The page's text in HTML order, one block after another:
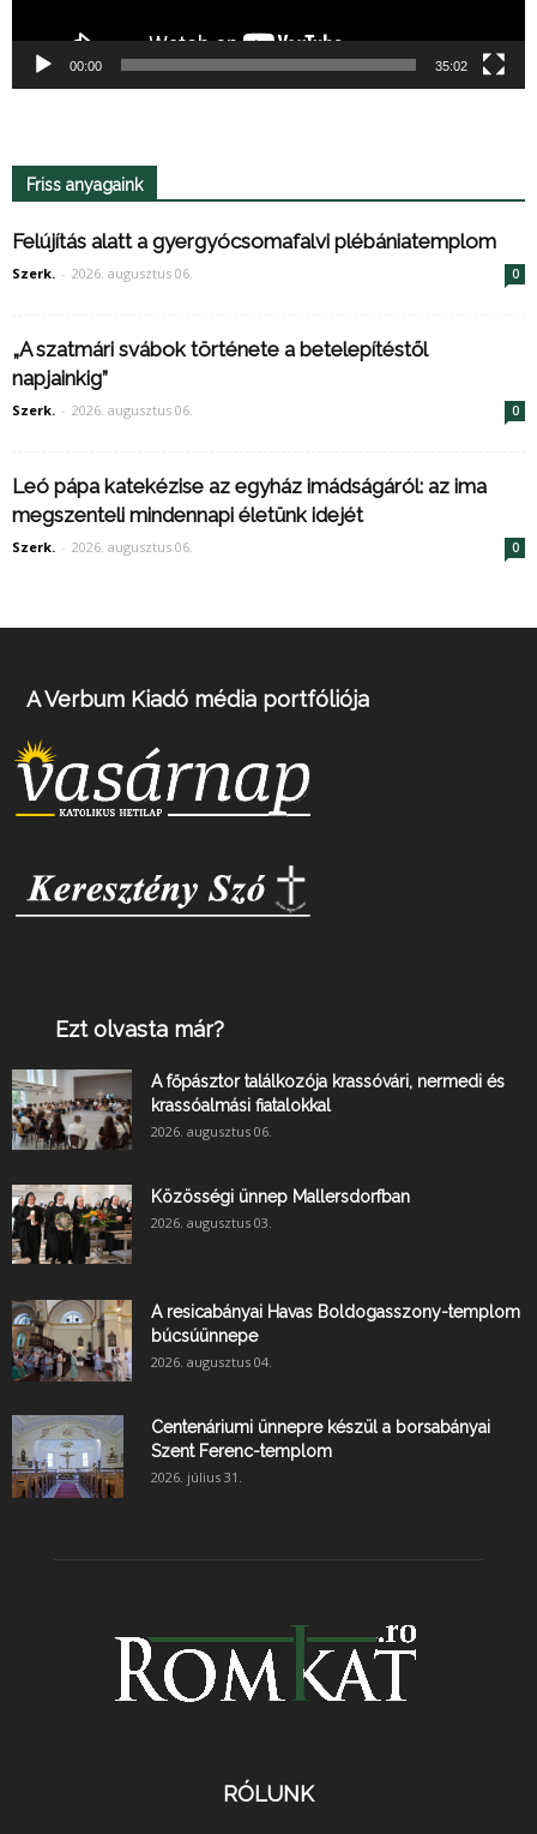
00:00 35:02
Friss anyagaink
Felújítás alatt a gyergyócsomafalvi plébániatemplom
Szerk. - 2026. augusztus 06. 0
„A szatmári svábok története a betelepítéstől
napjainkig”
Szerk. - 2026. augusztus 06. 0
Leó pápa katekézise az egyház imádságáról: az ima
megszenteli mindennapi életünk idejét
Szerk. - 2026. augusztus 06. 0
A Verbum Kiadó média portfóliója
Ezt olvasta már?
A főpásztor találkozója krassóvári, nermedi és
krassóalmási fiatalokkal
2026. augusztus 06.
Közösségi ünnep Mallersdorfban
2026. augusztus 03.
A resicabányai Havas Boldogasszony-templom
búcsúünnepe
2026. augusztus 04.
Centenáriumi ünnepre készül a borsabányai
Szent Ferenc-templom
2026. július 31.
RÓLUNK